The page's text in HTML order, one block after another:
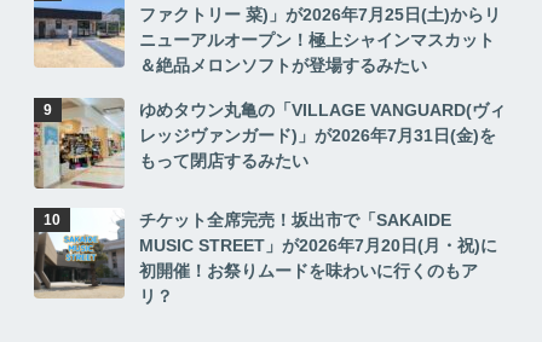
ファクトリー 菜)」が2026年7月25日(土)からリ
ニューアルオープン！極上シャインマスカット
＆絶品メロンソフトが登場するみたい
ゆめタウン丸亀の「VILLAGE VANGUARD(ヴィ
レッジヴァンガード)」が2026年7月31日(金)を
もって閉店するみたい
チケット全席完売！坂出市で「SAKAIDE
MUSIC STREET」が2026年7月20日(月・祝)に
初開催！お祭りムードを味わいに行くのもア
リ？